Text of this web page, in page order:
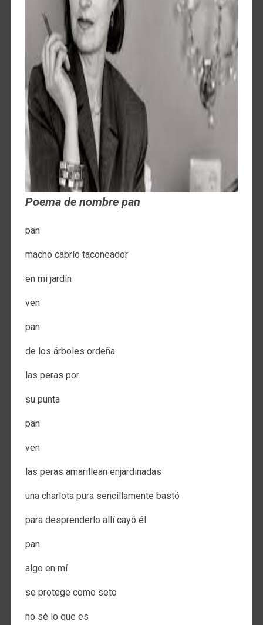
Poema de nombre pan
pan
macho cabrío taconeador
en mi jardín
ven
pan
de los árboles ordeña
las peras por
su punta
pan
ven
las peras amarillean enjardinadas
una charlota pura sencillamente bastó
para desprenderlo allí cayó él
pan
algo en mí
se protege como seto
no sé lo que es